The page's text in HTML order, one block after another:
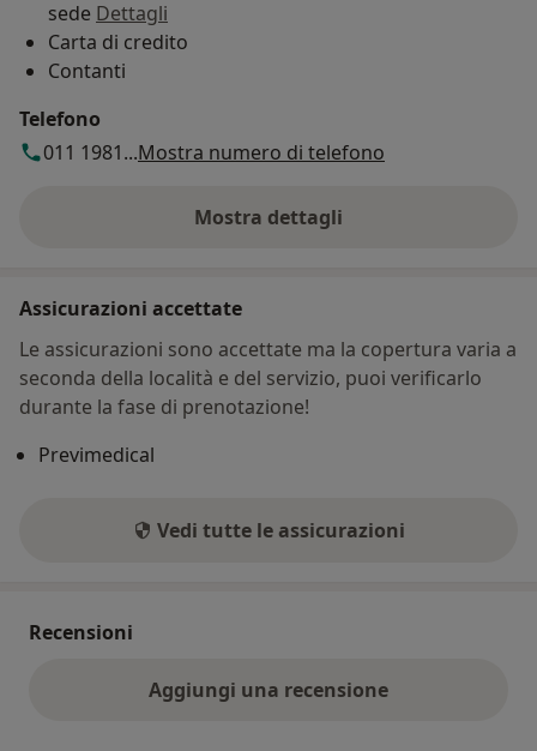
sede Dettagli
Carta di credito
Contanti
Telefono
011 1981...Mostra numero di telefono
Mostra dettagli
sull'indirizzo
Assicurazioni accettate
Le assicurazioni sono accettate ma la copertura varia a
seconda della località e del servizio, puoi verificarlo
durante la fase di prenotazione!
Previmedical
Vedi tutte le assicurazioni
Recensioni
Aggiungi una recensione